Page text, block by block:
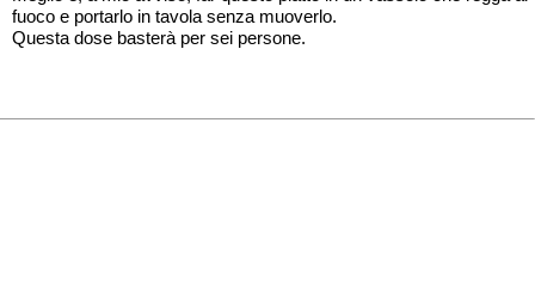
fuoco e portarlo in tavola senza muoverlo.
Questa dose basterà per sei persone.